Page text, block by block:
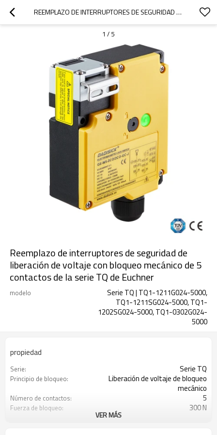
REEMPLAZO DE INTERRUPTORES DE SEGURIDAD DE LIBERACIÓN DE VOLTAJE CON BLOQUEO MECÁNICO DE 5 CONTACTOS DE LA SERIE TQ DE EUCHNER
1 / 5
Reemplazo de interruptores de seguridad de
liberación de voltaje con bloqueo mecánico de 5
contactos de la serie TQ de Euchner
modelo
Serie TQ | TQ1-1211G024-5000,
TQ1-1211SG024-5000, TQ1-
1202SG024-5000, TQ1-0302G024-
5000
propiedad
Serie: Serie TQ
Principio de bloqueo:
Liberación de voltaje de bloqueo
mecánico
Número de contactos: 5
Fuerza de bloqueo: 300 N
VER MÁS